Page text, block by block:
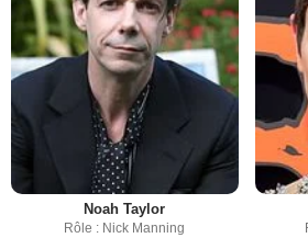
Noah Taylor
Rôle : Nick Manning